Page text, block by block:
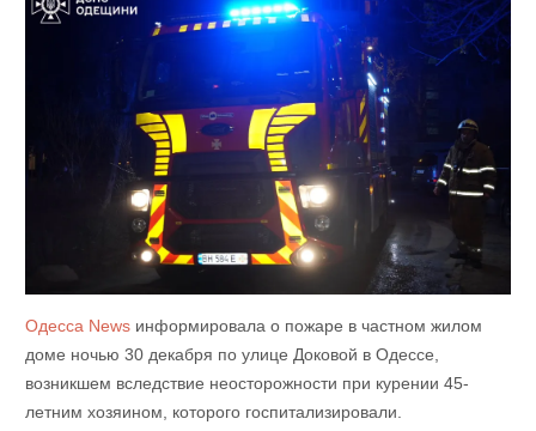
Одесса Newsинформировала о пожаре в частном жилом
доме ночью 30 декабря по улице Доковой в Одессе,
возникшем вследствие неосторожности при курении 45-
летним хозяином, которого госпитализировали.